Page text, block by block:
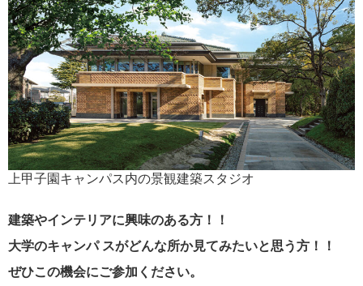
上甲子園キャンパス内の景観建築スタジオ
建築やインテリアに興味のある方！！
大学のキャンパ スがどんな所か見てみたいと思う方！！
ぜひこの機会にご参加ください。